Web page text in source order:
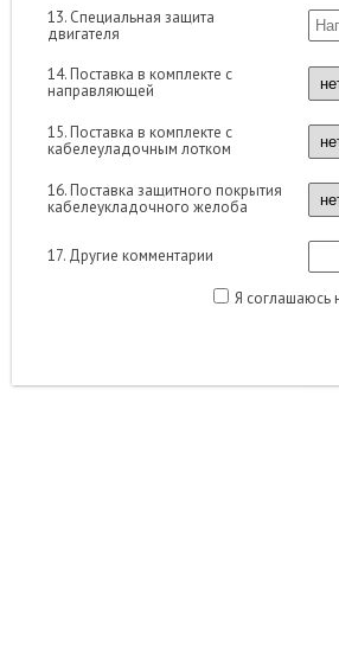
13. Специальная защита
двигателя
14. Поставка в комплекте с
направляющей
15. Поставка в комплекте с
кабелеуладочным лотком
16. Поставка защитного покрытия
кабелеукладочного желоба
17. Другие комментарии
Я соглашаюсь